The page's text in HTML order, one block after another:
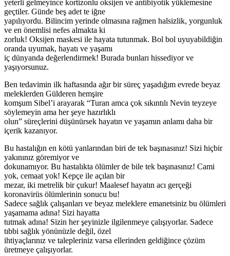
yeterli gelmeyince kortizonlu oksijen ve antibiyotik yüklemesine
geçtiler. Günde beş adet te iğne
yapılıyordu. Bilincim yerinde olmasına rağmen halsizlik, yorgunluk
ve en önemlisi nefes almakta ki
zorluk! Oksijen maskesi ile hayata tutunmak. Bol bol uyuyabildiğin
oranda uyumak, hayatı ve yaşamı
iç dünyanda değerlendirmek! Burada bunları hissediyor ve
yaşıyorsunuz.
Ben tedavimin ilk haftasında ağır bir süreç yaşadığım evrede beyaz
meleklerden Gülderen hemşire
komşum Sibel’i arayarak “Turan amca çok sıkıntılı Nevin teyzeye
söylemeyin ama her şeye hazırlıklı
olun” süreçlerini düşünürsek hayatın ve yaşamın anlamı daha bir
içerik kazanıyor.
Bu hastalığın en kötü yanlarından biri de tek başınasınız! Sizi hiçbir
yakınınız göremiyor ve
dokunamıyor. Bu hastalıkta ölümler de bile tek başınasınız! Cami
yok, cemaat yok! Kepçe ile açılan bir
mezar, iki metrelik bir çukur! Maalesef hayatın acı gerçeği
koronavirüs ölümlerinin sonucu bu!
Sadece sağlık çalışanları ve beyaz meleklere emanetsiniz bu ölümleri
yaşamama adına! Sizi hayatta
tutmak adına! Sizin her şeyinizle ilgilenmeye çalışıyorlar. Sadece
tıbbi sağlık yönünüzle değil, özel
ihtiyaçlarınız ve talepleriniz varsa ellerinden geldiğince çözüm
üretmeye çalışıyorlar.